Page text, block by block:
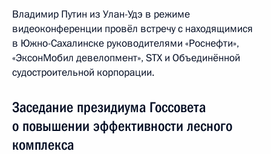
Владимир Путин из Улан-Удэ в режиме
видеоконференции провёл встречу с находящимися
в Южно-Сахалинске руководителями «Роснефти»,
«ЭксонМобил девелопмент», STX и Объединённой
судостроительной корпорации.
Заседание президиума Госсовета
о повышении эффективности лесного
комплекса